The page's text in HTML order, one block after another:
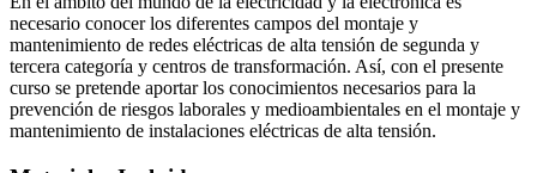
necesario conocer los diferentes campos del montaje y
mantenimiento de redes eléctricas de alta tensión de segunda y
tercera categoría y centros de transformación. Así, con el presente
curso se pretende aportar los conocimientos necesarios para la
prevención de riesgos laborales y medioambientales en el montaje y
mantenimiento de instalaciones eléctricas de alta tensión.